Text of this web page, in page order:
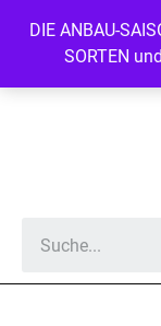
DIE ANBAU-
SORTEN